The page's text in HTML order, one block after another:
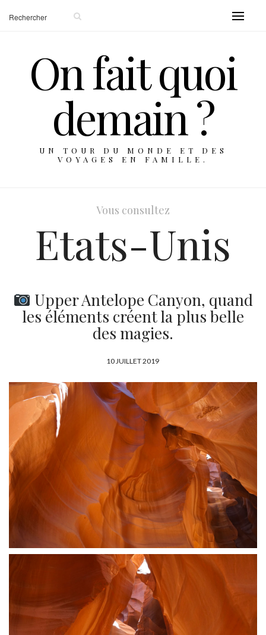
On fait quoi
demain ?
UN TOUR DU MONDE ET DES
VOYAGES EN FAMILLE.
Vous consultez
Etats-Unis
Upper Antelope Canyon, quand
les éléments créent la plus belle
des magies.
P
L
L
E
10 JUILLET 2019